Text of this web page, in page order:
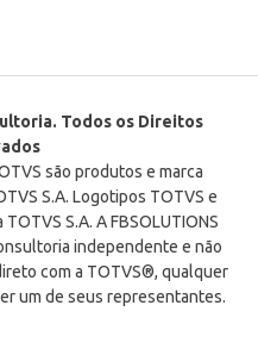
Todos os Direitos
são produtos e marca
S.A. Logotipos TOTVS e
S.A. A FBSOLUTIONS
independente e não
com a TOTVS®, qualquer
um de seus representantes.